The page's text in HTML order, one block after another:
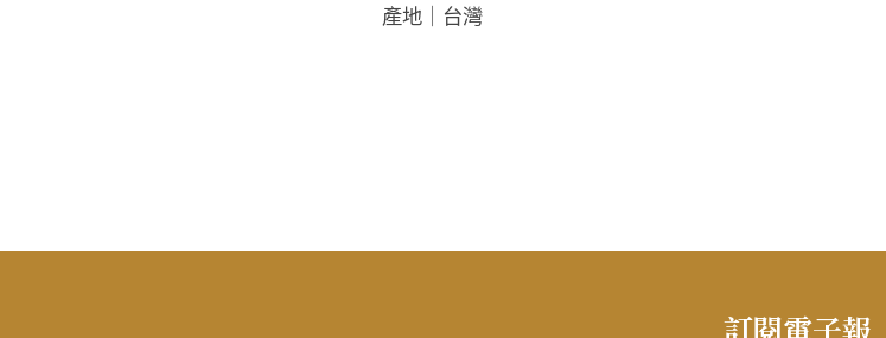
產地｜台灣
訂閱電子報